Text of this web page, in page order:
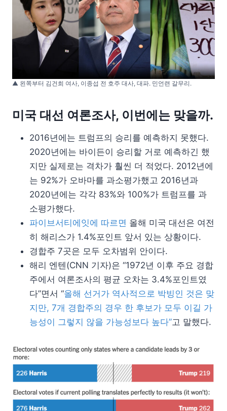
▲ 왼쪽부터 김건희 여사, 이종섭 전 호주 대사, 대파. 민언련 갈무리.
미국 대선 여론조사, 이번에는 맞을까.
2016년에는 트럼프의 승리를 예측하지 못했다.
2020년에는 바이든이 승리할 거로 예측하긴 했
지만 실제로는 격차가 훨씬 더 적었다. 2012년에
는 92%가 오바마를 과소평가했고 2016년과
2020년에는 각각 83%와 100%가 트럼프를 과
소평가했다.
파이브서티에잇에 따르면 올해 미국 대선은 여전
히 해리스가 1.4%포인트 앞서 있는 상황이다.
경합주 7곳은 모두 오차범위 안이다.
해리 엔텐(CNN 기자)은 “1972년 이후 주요 경합
주에서 여론조사의 평균 오차는 3.4%포인트였
다”면서 “올해 선거가 역사적으로 박빙인 것은 맞
지만, 7개 경합주의 경우 한 후보가 모두 이길 가
능성이 그렇지 않을 가능성보다 높다”고 말했다.